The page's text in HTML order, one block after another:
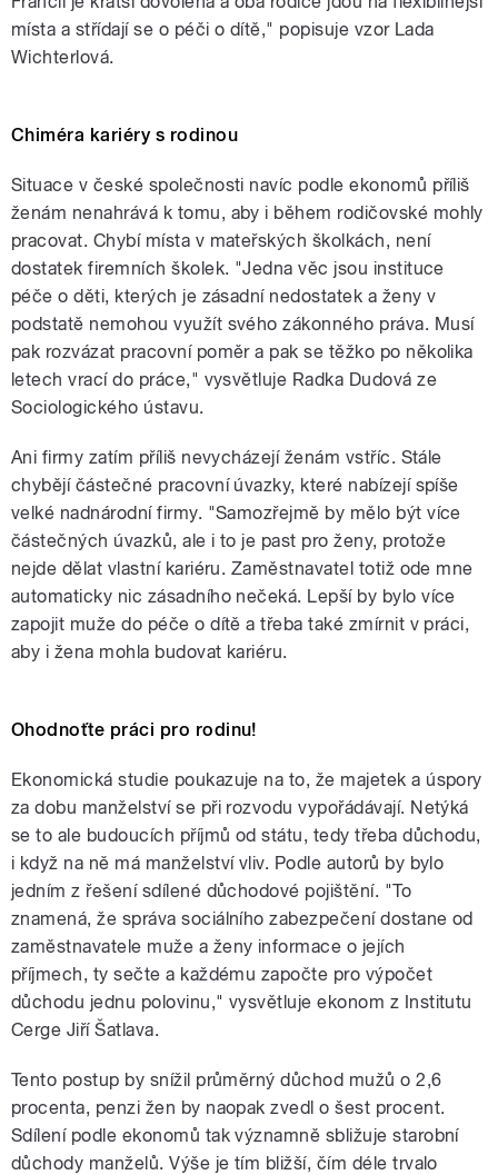
místa a střídají se o péči o dítě," popisuje vzor Lada
Wichterlová.
Chiméra kariéry s rodinou
Situace v české společnosti navíc podle ekonomů příliš
ženám nenahrává k tomu, aby i během rodičovské mohly
pracovat. Chybí místa v mateřských školkách, není
dostatek firemních školek. "Jedna věc jsou instituce
péče o děti, kterých je zásadní nedostatek a ženy v
podstatě nemohou využít svého zákonného práva. Musí
pak rozvázat pracovní poměr a pak se těžko po několika
letech vrací do práce," vysvětluje Radka Dudová ze
Sociologického ústavu.
Ani firmy zatím příliš nevycházejí ženám vstříc. Stále
chybějí částečné pracovní úvazky, které nabízejí spíše
velké nadnárodní firmy. "Samozřejmě by mělo být více
částečných úvazků, ale i to je past pro ženy, protože
nejde dělat vlastní kariéru. Zaměstnavatel totiž ode mne
automaticky nic zásadního nečeká. Lepší by bylo více
zapojit muže do péče o dítě a třeba také zmírnit v práci,
aby i žena mohla budovat kariéru.
Ohodnoťte práci pro rodinu!
Ekonomická studie poukazuje na to, že majetek a úspory
za dobu manželství se při rozvodu vypořádávají. Netýká
se to ale budoucích příjmů od státu, tedy třeba důchodu,
i když na ně má manželství vliv. Podle autorů by bylo
jedním z řešení sdílené důchodové pojištění. "To
znamená, že správa sociálního zabezpečení dostane od
zaměstnavatele muže a ženy informace o jejích
příjmech, ty sečte a každému započte pro výpočet
důchodu jednu polovinu," vysvětluje ekonom z Institutu
Cerge Jiří Šatlava.
Tento postup by snížil průměrný důchod mužů o 2,6
procenta, penzi žen by naopak zvedl o šest procent.
Sdílení podle ekonomů tak významně sbližuje starobní
důchody manželů. Výše je tím bližší, čím déle trvalo